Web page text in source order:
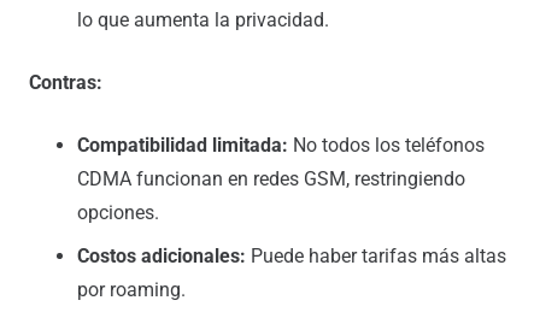
lo que aumenta la privacidad.
Contras:
Compatibilidad limitada: No todos los teléfonos
CDMA funcionan en redes GSM, restringiendo
opciones.
Costos adicionales: Puede haber tarifas más altas
por roaming.